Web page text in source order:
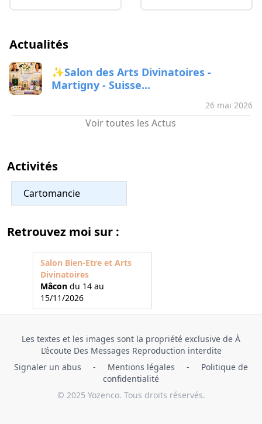
Actualités
✨Salon des Arts Divinatoires -
Martigny - Suisse...
26 mai 2026
Voir toutes les Actus
Activités
Cartomancie
Retrouvez moi sur :
Salon Bien-Etre et Arts
Divinatoires
Mâcon du 14 au
15/11/2026
Les textes et les images sont la propriété exclusive de À
L’écoute Des Messages Reproduction interdite
Signaler un abus
- Mentions légales -
Politique de
confidentialité
© 2025 Yozenco. Tous droits réservés.